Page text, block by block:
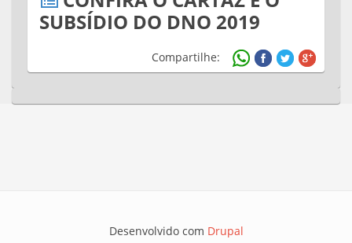
SUBSÍDIO DO DNO 2019
Compartilhe:
Desenvolvido com Drupal